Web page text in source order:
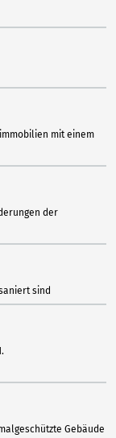
mit einem
der
sind
Gebäude